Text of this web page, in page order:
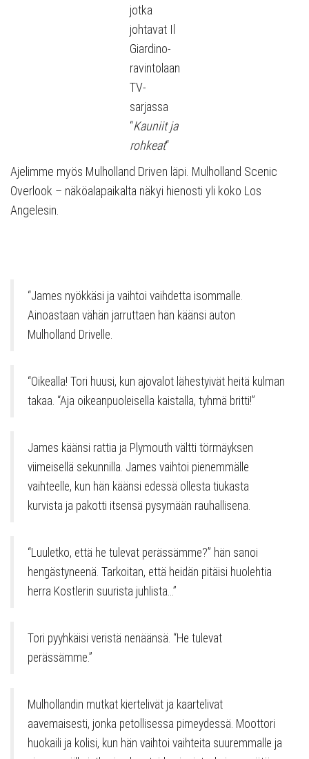
jotka
johtavat Il
Giardino-
ravintolaan
TV-
sarjassa
“Kauniit ja
rohkeat“
Ajelimme myös Mulholland Driven läpi. Mulholland Scenic
Overlook – näköalapaikalta näkyi hienosti yli koko Los
Angelesin.
“James nyökkäsi ja vaihtoi vaihdetta isommalle.
Ainoastaan vähän jarruttaen hän käänsi auton
Mulholland Drivelle.
“Oikealla! Tori huusi, kun ajovalot lähestyivät heitä kulman
takaa. “Aja oikeanpuoleisella kaistalla, tyhmä britti!”
James käänsi rattia ja Plymouth vältti törmäyksen
viimeisellä sekunnilla. James vaihtoi pienemmälle
vaihteelle, kun hän käänsi edessä ollesta tiukasta
kurvista ja pakotti itsensä pysymään rauhallisena.
“Luuletko, että he tulevat perässämme?” hän sanoi
hengästyneenä. Tarkoitan, että heidän pitäisi huolehtia
herra Kostlerin suurista juhlista…”
Tori pyyhkäisi veristä nenäänsä. “He tulevat
perässämme.”
Mulhollandin mutkat kiertelivät ja kaartelivat
aavemaisesti, jonka petollisessa pimeydessä. Moottori
huokaili ja kolisi, kun hän vaihtoi vaihteita suuremmalle ja